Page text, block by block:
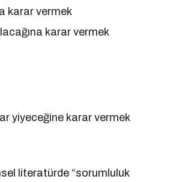
karar vermek
karar vermek
yiyeceğine karar vermek
literatürde “sorumluluk